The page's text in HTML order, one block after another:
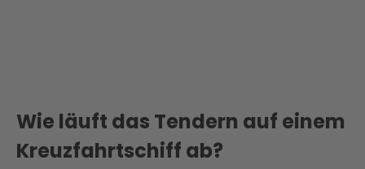
Wie läuft das Tendern auf einem
Kreuzfahrtschiff ab?